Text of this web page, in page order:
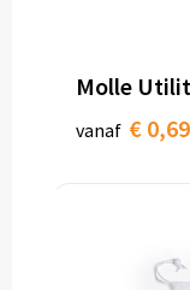
Molle
vanaf € 0,69